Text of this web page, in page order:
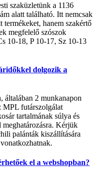
szaküzletünk a 1136
alatt található. Itt nemcsak
termékeket, hanem szakértő
megfelelő szószok
10-18, P 10-17, Sz 10-13
dolgozik a
általában 2 munkanapon
MPL futárszolgálat
tartalmának súlya és
meghatározásra. Kérjük
palánták kiszállítására
el a webshopban?